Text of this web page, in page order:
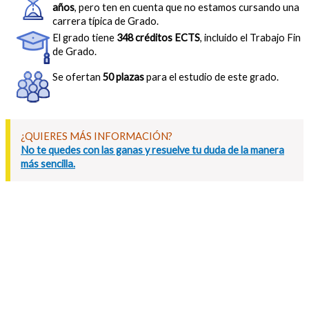
años, pero ten en cuenta que no estamos cursando una
carrera típica de Grado.
El grado tiene 348 créditos ECTS, incluido el Trabajo Fin
de Grado.
Se ofertan 50 plazaspara el estudio de este grado.
¿QUIERES MÁS INFORMACIÓN?
No te quedes con las ganas y resuelve tu duda de la manera
más sencilla.